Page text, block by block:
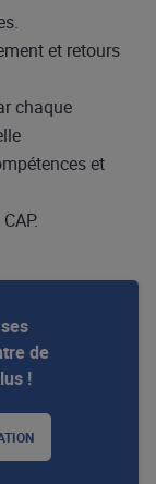
et retours
chaque
et
de
!